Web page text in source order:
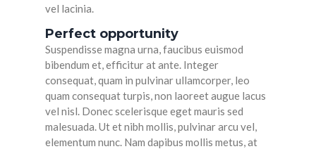
vel lacinia.
Perfect opportunity
Suspendisse magna urna, faucibus euismod
bibendum et, efficitur at ante. Integer
consequat, quam in pulvinar ullamcorper, leo
quam consequat turpis, non laoreet augue lacus
vel nisl. Donec scelerisque eget mauris sed
malesuada. Ut et nibh mollis, pulvinar arcu vel,
elementum nunc. Nam dapibus mollis metus, at